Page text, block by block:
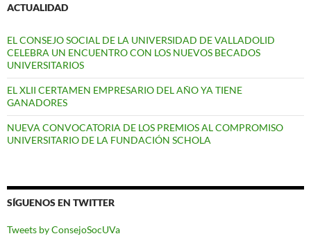
ACTUALIDAD
EL CONSEJO SOCIAL DE LA UNIVERSIDAD DE VALLADOLID
CELEBRA UN ENCUENTRO CON LOS NUEVOS BECADOS
UNIVERSITARIOS
EL XLII CERTAMEN EMPRESARIO DEL AÑO YA TIENE
GANADORES
NUEVA CONVOCATORIA DE LOS PREMIOS AL COMPROMISO
UNIVERSITARIO DE LA FUNDACIÓN SCHOLA
SÍGUENOS EN TWITTER
Tweets by ConsejoSocUVa